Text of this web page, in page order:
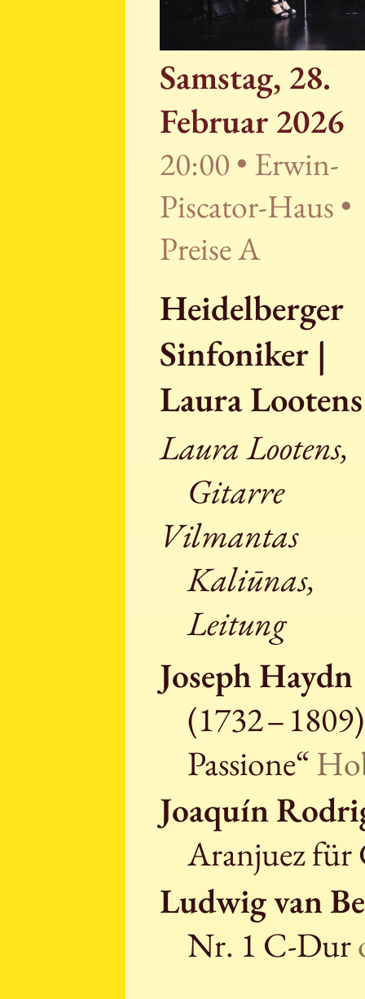
Samstag, 28.
Februar 2026
20:00 • Erwin-
Piscator-Haus •
Preise A
Heidelberger
Sinfoniker |
Laura Lootens
Laura Lootens,
Gitarre
Vilmantas
Kaliūnas,
Leitung
Joseph Haydn
(1732 –
Passione“
Joaquín
Aranjuez für
Ludwig van
Nr. 1 C-Dur